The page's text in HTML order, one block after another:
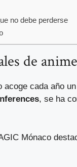
no debe perderse
de
acoge cada año
, se ha
Mónaco